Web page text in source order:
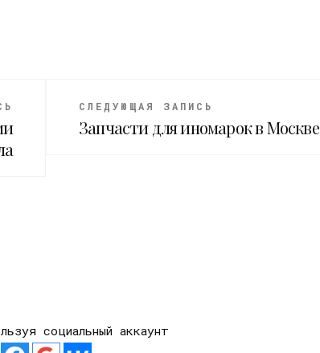
СЛЕДУЮЩАЯ ЗАПИСЬ
Запчасти для иномарок в Москве
социальный аккаунт